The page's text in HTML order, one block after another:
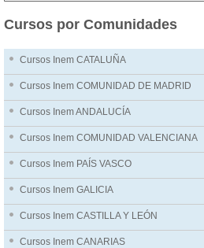
Cursos por Comunidades
Cursos Inem CATALUÑA
Cursos Inem COMUNIDAD DE MADRID
Cursos Inem ANDALUCÍA
Cursos Inem COMUNIDAD VALENCIANA
Cursos Inem PAÍS VASCO
Cursos Inem GALICIA
Cursos Inem CASTILLA Y LEÓN
Cursos Inem CANARIAS